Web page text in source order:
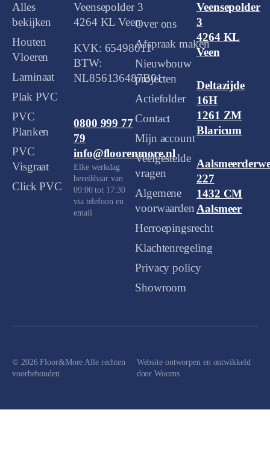
Alles
bekijken
Houten
Vloeren
Laminaat
Plak PVC
PVC
Planken
PVC
Visgraat
Click PVC
Veensepolder 3
4264 KL Veen
KVK: 65498011
BTW:
NL856136487B01
0800 999 77
79
info@floorenmore.nl
Elke werkdag
bereikbaar van
09:00 tot 17:30
via telefoon en
email
Over ons
Afspraak maken
Nieuwbouw
projecten
Actiefolder
Contact
Mijn account
Veelgestelde
vragen
Algemene
voorwaarden
Herroepingsrecht
Klachtenregeling
Privacy policy
Showroom
Veensepolder
3
4264 KL
Veen
Deltazijde
16H
1261 ZM
Blaricum
227
1432 CM
Aalsmeer
© 2026 Floor&More Alle rechten
voorbehouden
Website ontworpen en ontwikkeld
doorWooms